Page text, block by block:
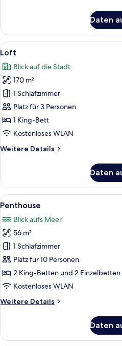
Daten
Alle
Fotos
für
Loft
anzeigen
7
Loft
Blick auf die Stadt
170 m²
1 Schlafzimmer
Platz für 3 Personen
1 King-Bett
Kostenloses WLAN
Weitere Details
Weitere
Daten
Alle
Fotos
für
Penthouse
anzeigen
6
Penthouse
Blick aufs Meer
56 m²
1 Schlafzimmer
Platz für 10 Personen
2 King-Betten und 2 Einzelbetten
Kostenloses WLAN
Weitere Details
Weitere
Daten